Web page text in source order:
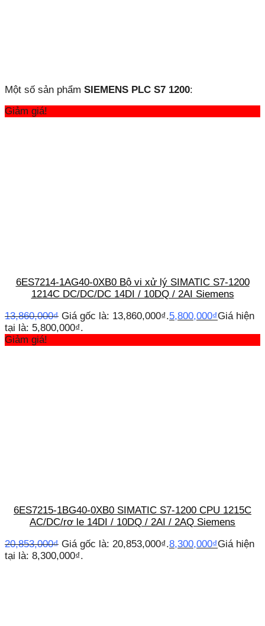
Một số sản phẩm SIEMENS PLC S7 1200:
Giảm giá!
6ES7214-1AG40-0XB0 Bộ vi xử lý SIMATIC S7-1200
1214C DC/DC/DC 14DI / 10DQ / 2AI Siemens
13,860,000₫ Giá gốc là: 13,860,000₫.5,800,000₫Giá hiện
tại là: 5,800,000₫.
Giảm giá!
6ES7215-1BG40-0XB0 SIMATIC S7-1200 CPU 1215C
AC/DC/rơ le 14DI / 10DQ / 2AI / 2AQ Siemens
20,853,000₫ Giá gốc là: 20,853,000₫.8,300,000₫Giá hiện
tại là: 8,300,000₫.